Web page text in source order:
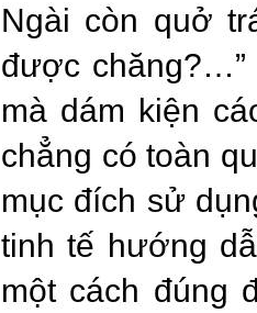
Ngài còn quở
được
mà dám kiện
chẳng có toàn
mục đích sử
tinh tế hướng
một cách đúng